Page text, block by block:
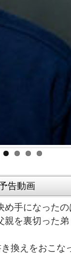
告動画
手になった
を裏切った
換えをおこ